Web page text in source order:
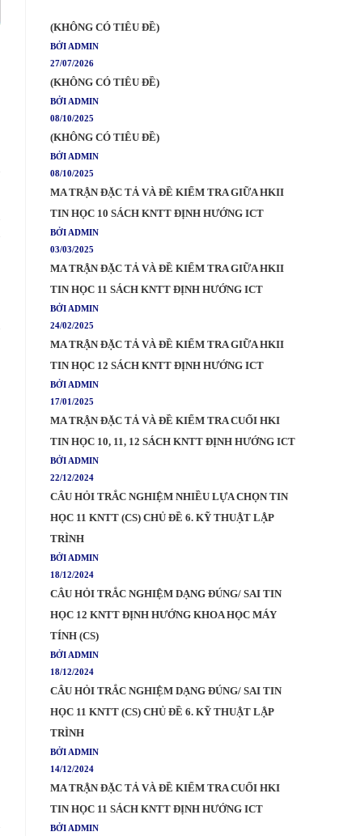
(KHÔNG CÓ TIÊU ĐỀ)
BỞI ADMIN
27/07/2026
(KHÔNG CÓ TIÊU ĐỀ)
BỞI ADMIN
08/10/2025
(KHÔNG CÓ TIÊU ĐỀ)
BỞI ADMIN
08/10/2025
MA TRẬN ĐẶC TẢ VÀ ĐỀ KIỂM TRA GIỮA HKII
TIN HỌC 10 SÁCH KNTT ĐỊNH HƯỚNG ICT
BỞI ADMIN
03/03/2025
MA TRẬN ĐẶC TẢ VÀ ĐỀ KIỂM TRA GIỮA HKII
TIN HỌC 11 SÁCH KNTT ĐỊNH HƯỚNG ICT
BỞI ADMIN
24/02/2025
MA TRẬN ĐẶC TẢ VÀ ĐỀ KIỂM TRA GIỮA HKII
TIN HỌC 12 SÁCH KNTT ĐỊNH HƯỚNG ICT
BỞI ADMIN
17/01/2025
MA TRẬN ĐẶC TẢ VÀ ĐỀ KIỂM TRA CUỐI HKI
TIN HỌC 10, 11, 12 SÁCH KNTT ĐỊNH HƯỚNG ICT
BỞI ADMIN
22/12/2024
CÂU HỎI TRẮC NGHIỆM NHIỀU LỰA CHỌN TIN
HỌC 11 KNTT (CS) CHỦ ĐỀ 6. KỸ THUẬT LẬP
TRÌNH
BỞI ADMIN
18/12/2024
CÂU HỎI TRẮC NGHIỆM DẠNG ĐÚNG/ SAI TIN
HỌC 12 KNTT ĐỊNH HƯỚNG KHOA HỌC MÁY
TÍNH (CS)
BỞI ADMIN
18/12/2024
CÂU HỎI TRẮC NGHIỆM DẠNG ĐÚNG/ SAI TIN
HỌC 11 KNTT (CS) CHỦ ĐỀ 6. KỸ THUẬT LẬP
TRÌNH
BỞI ADMIN
14/12/2024
MA TRẬN ĐẶC TẢ VÀ ĐỀ KIỂM TRA CUỐI HKI
TIN HỌC 11 SÁCH KNTT ĐỊNH HƯỚNG ICT
BỞI ADMIN